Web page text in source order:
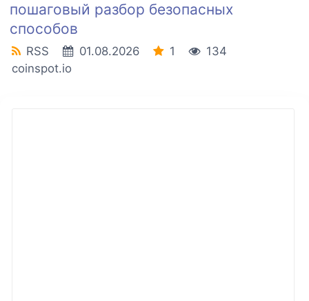
пошаговый разбор безопасных
способов
RSS 01.08.2026 1
134
coinspot.io